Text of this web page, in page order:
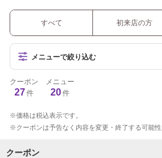
すべて 初来店の方
メニューで絞り込む
クーポン
27件
メニュー
20件
価格は税込表示です。
クーポンは予告なく内容を変更・終了する可能性
クーポン